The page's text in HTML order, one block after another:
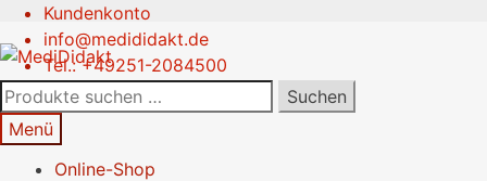
Kundenkonto
info@medididakt.de
Tel.: +49251-2084500
Zur
Navigation
springen
Springe
zum
Inhalt
Suchen
nach:
Suchen
Menü
Online-Shop